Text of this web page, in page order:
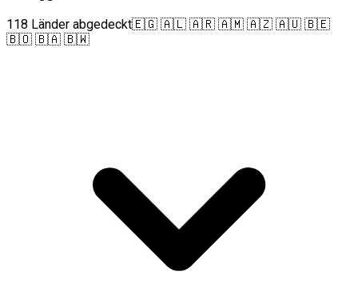
118 Länder abgedeckt🇪🇬 🇦🇱 🇦🇷 🇦🇲 🇦🇿 🇦🇺 🇧🇪
🇧🇴 🇧🇦 🇧🇼